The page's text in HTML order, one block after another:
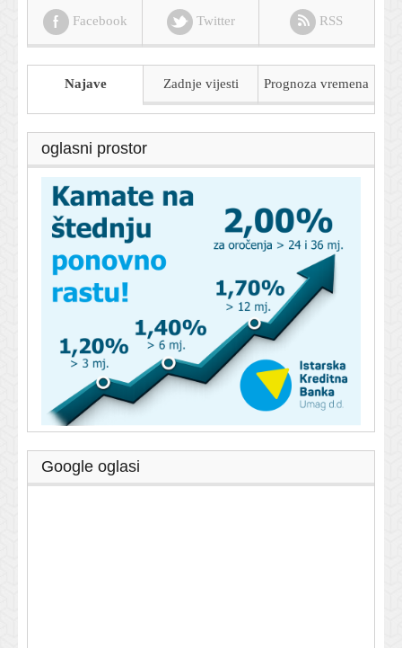
Facebook Twitter RSS
Najave Zadnje vijesti Prognoza vremena
oglasni prostor
Google oglasi